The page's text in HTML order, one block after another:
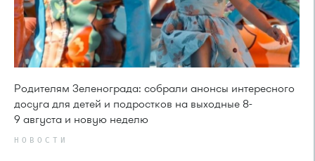
Родителям Зеленограда: собрали анонсы интересного
досуга для детей и подростков на выходные 8-
9 августа и новую неделю
НОВОСТИ